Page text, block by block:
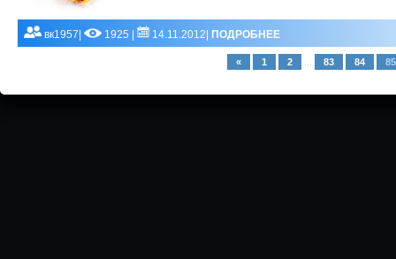
вк1957| 1925 | 14.11.2012| ПОДРОБНЕЕ
« 1 2 ... 83 84 85